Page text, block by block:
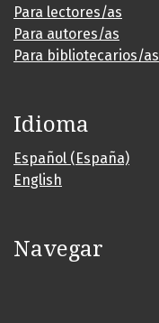
Para lectores/as
Para autores/as
Para bibliotecarios/as
Idioma
Español (España)
English
Navegar